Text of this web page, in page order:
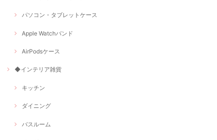
パソコン・タブレットケース
Apple Watchバンド
AirPodsケース
◆インテリア雑貨
キッチン
ダイニング
バスルーム